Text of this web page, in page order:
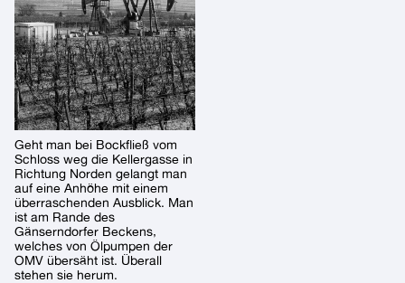
Geht man bei Bockfließ vom
Schloss weg die Kellergasse in
Richtung Norden gelangt man
auf eine Anhöhe mit einem
überraschenden Ausblick. Man
ist am Rande des
Gänserndorfer Beckens,
welches von Ölpumpen der
OMV übersäht ist. Überall
stehen sie herum.